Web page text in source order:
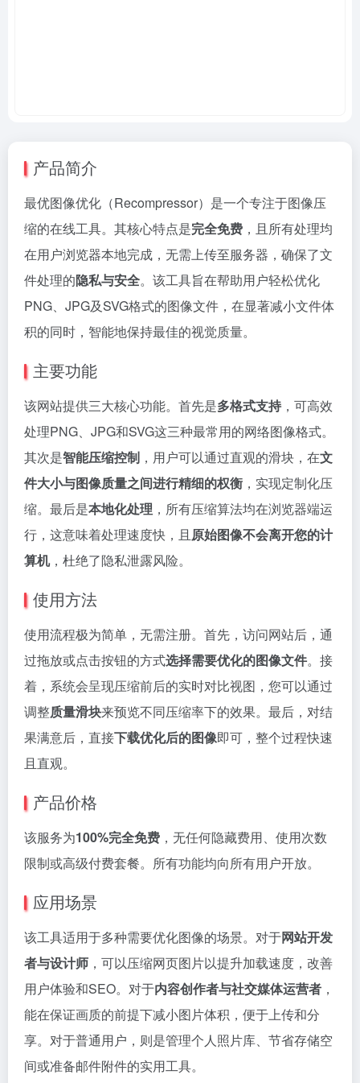
产品简介
最优图像优化（Recompressor）是一个专注于图像压
缩的在线工具。其核心特点是完全免费 ，且所有处理均
在用户浏览器本地完成，无需上传至服务器，确保了文
件处理的隐私与安全。该工具旨在帮助用户轻松优化
PNG、JPG及SVG格式的图像文件，在显著减小文件体
积的同时，智能地保持最佳的视觉质量。
主要功能
该网站提供三大核心功能。首先是多格式支持 ，可高效
处理PNG、JPG和SVG这三种最常用的网络图像格式。
其次是智能压缩控制 ，用户可以通过直观的滑块，在文
件大小与图像质量之间进行精细的权衡 ，实现定制化压
缩。最后是本地化处理 ，所有压缩算法均在浏览器端运
行，这意味着处理速度快，且 原始图像不会离开您的计
算机，杜绝了隐私泄露风险。
使用方法
使用流程极为简单，无需注册。首先，访问网站后，通
过拖放或点击按钮的方式选择需要优化的图像文件。接
着，系统会呈现压缩前后的实时对比视图，您可以通过
调整质量滑块来预览不同压缩率下的效果。最后，对结
果满意后，直接下载优化后的图像即可，整个过程快速
且直观。
产品价格
该服务为100%完全免费 ，无任何隐藏费用、使用次数
限制或高级付费套餐。所有功能均向所有用户开放。
应用场景
该工具适用于多种需要优化图像的场景。对于网站开发
者与设计师 ，可以压缩网页图片以提升加载速度，改善
用户体验和SEO。对于内容创作者与社交媒体运营者 ，
能在保证画质的前提下减小图片体积，便于上传和分
享。对于普通用户，则是管理个人照片库、节省存储空
间或准备邮件附件的实用工具。